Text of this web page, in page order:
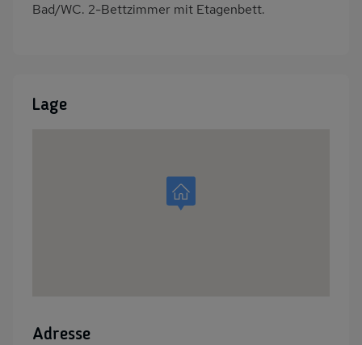
Bad/WC. 2-Bettzimmer mit Etagenbett.
Lage
Adresse